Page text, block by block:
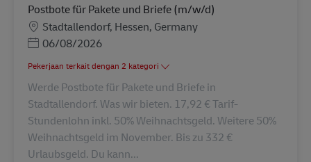
Postbote für Pakete und Briefe (m/w/d)
LokasiStadtallendorf, Hessen, Germany
Posted Date
06/08/2026
Pekerjaan terkait dengan 2 kategori
Werde Postbote für Pakete und Briefe in
Stadtallendorf. Was wir bieten. 17,92 € Tarif-
Stundenlohn inkl. 50% Weihnachtsgeld. Weitere 50%
Weihnachtsgeld im November. Bis zu 332 €
Urlaubsgeld. Du kann...